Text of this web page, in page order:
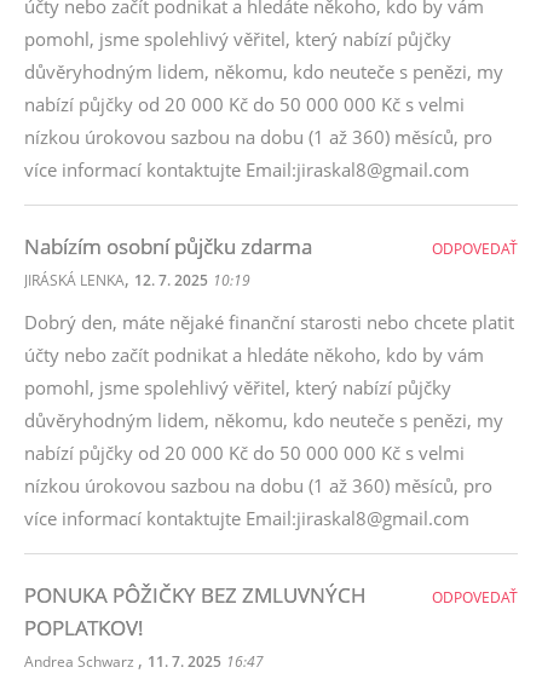
účty nebo začít podnikat a hledáte někoho, kdo by vám
pomohl, jsme spolehlivý věřitel, který nabízí půjčky
důvěryhodným lidem, někomu, kdo neuteče s penězi, my
nabízí půjčky od 20 000 Kč do 50 000 000 Kč s velmi
nízkou úrokovou sazbou na dobu (1 až 360) měsíců, pro
více informací kontaktujte Email:jiraskal8@gmail.com
Nabízím osobní půjčku zdarma
JIRÁSKÁ LENKA, 12. 7. 2025 10:19
Dobrý den, máte nějaké finanční starosti nebo chcete platit
účty nebo začít podnikat a hledáte někoho, kdo by vám
pomohl, jsme spolehlivý věřitel, který nabízí půjčky
důvěryhodným lidem, někomu, kdo neuteče s penězi, my
nabízí půjčky od 20 000 Kč do 50 000 000 Kč s velmi
nízkou úrokovou sazbou na dobu (1 až 360) měsíců, pro
více informací kontaktujte Email:jiraskal8@gmail.com
ODPOVEDAŤ
PONUKA PÔŽIČKY BEZ ZMLUVNÝCH
POPLATKOV!
Andrea Schwarz , 11. 7. 2025 16:47
ODPOVEDAŤ